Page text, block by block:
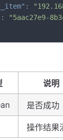
:
:
"5aac27e9-
说明
是否成功
操作结果